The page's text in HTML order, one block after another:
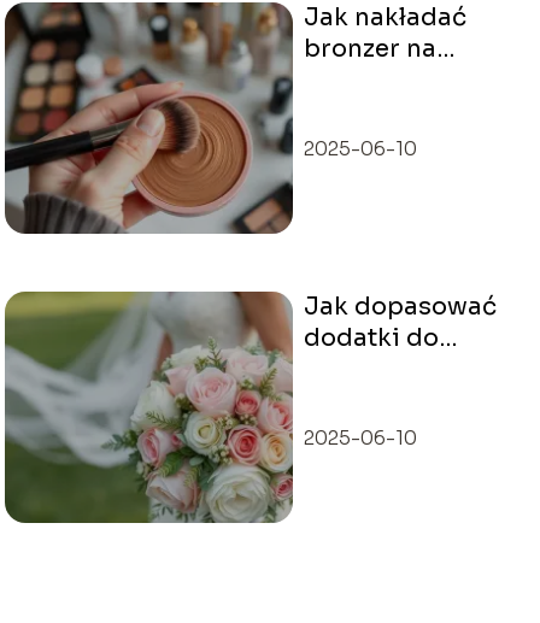
Jak nakładać
bronzer na
2025-06-10
Jak dopasować
dodatki do
porady
2025-06-10